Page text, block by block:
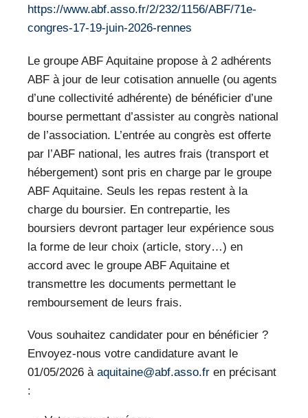
https://www.abf.asso.fr/2/232/1156/ABF/71e-
congres-17-19-juin-2026-rennes
Le groupe ABF Aquitaine propose à 2 adhérents
ABF à jour de leur cotisation annuelle (ou agents
d’une collectivité adhérente) de bénéficier d’une
bourse permettant d’assister au congrès national
de l’association. L’entrée au congrès est offerte
par l’ABF national, les autres frais (transport et
hébergement) sont pris en charge par le groupe
ABF Aquitaine. Seuls les repas restent à la
charge du boursier. En contrepartie, les
boursiers devront partager leur expérience sous
la forme de leur choix (article, story…) en
accord avec le groupe ABF Aquitaine et
transmettre les documents permettant le
remboursement de leurs frais.
Vous souhaitez candidater pour en bénéficier ?
Envoyez-nous votre candidature avant le
01/05/2026 àaquitaine@abf.asso.fr en précisant
: